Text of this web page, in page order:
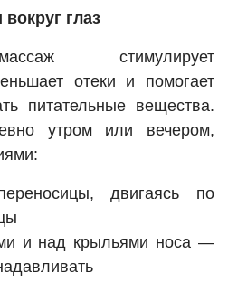
глаз
стимулирует
отеки и помогает
питательные вещества.
утром или вечером,
двигаясь по
и над крыльями носа —